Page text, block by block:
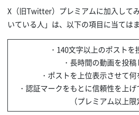
X（旧Twitter）プレミアムに加入して
いている人」は、以下の項目に当ては
・140文字以上のポストを
・長時間の動画を投
・ポストを上位表示させて
・認証マークをもとに信頼性を上
（プレミアム以上限